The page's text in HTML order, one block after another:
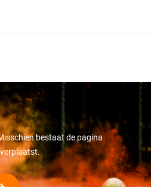
bestaat de pagina
verplaatst.